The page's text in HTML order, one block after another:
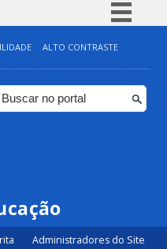
Simplifique!
Comunica BR
Participe
ALTO CONTRASTE
Administradores do Site